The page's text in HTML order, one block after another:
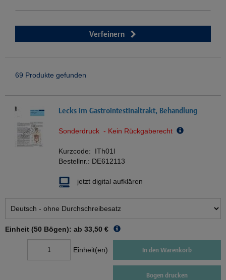
Verfeinern
69 Produkte gefunden
Lecks im Gastrointestinaltrakt, Behandlung
Sonderdruck - Kein Rückgaberecht
Kurzcode: ITh01l
Bestellnr.: DE612113
jetzt digital aufklären
Einheit (50 Bögen): ab 33,50 €
Einheit(en) In den Warenkorb
Bogen drucken